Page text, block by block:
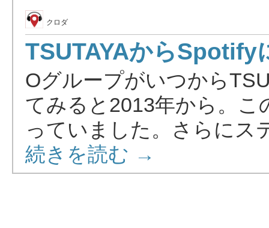
クロダ
TSUTAYAからSpotify
Oグループがいつから
てみると2013年から。こ
っていました。さらにス
続きを読む →